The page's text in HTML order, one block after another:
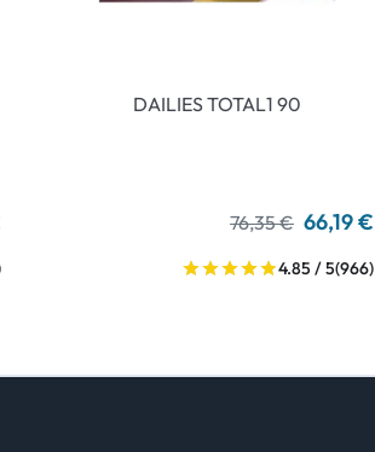
DAILIES TOTAL1 90
76,35 € 66,19 €
4.85 / 5(966)